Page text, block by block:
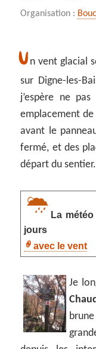
Organisation :
U n vent glacial
sur Digne-les-
j’espère ne
emplacement
avant le
fermé, et des
départ du sentier.
La
jours
avec le vent
Je